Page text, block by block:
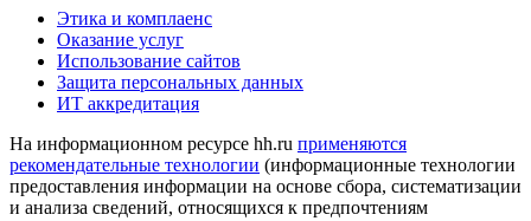
Этика и комплаенс
Оказание услуг
Использование сайтов
Защита персональных данных
ИТ аккредитация
На информационном ресурсе hh.ru применяются
рекомендательные технологии (информационные технологии
предоставления информации на основе сбора, систематизации
и анализа сведений, относящихся к предпочтениям